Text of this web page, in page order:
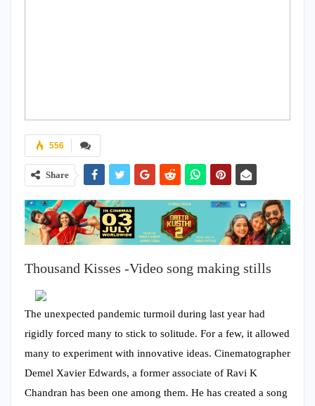
556
Share
Thousand Kisses -Video song making stills
The unexpected pandemic turmoil during last year had
rigidly forced many to stick to solitude. For a few, it allowed
many to experiment with innovative ideas. Cinematographer
Demel Xavier Edwards, a former associate of Ravi K
Chandran has been one among them. He has created a song